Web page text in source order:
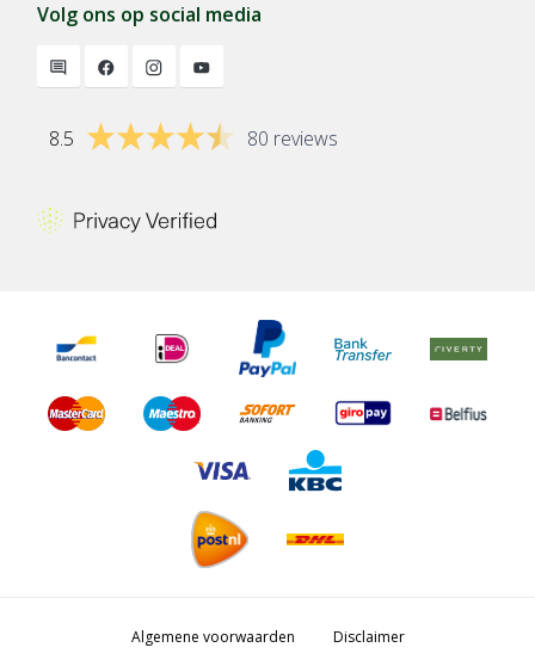
Volg ons op social media
8.5 80 reviews
Algemene voorwaarden Disclaimer